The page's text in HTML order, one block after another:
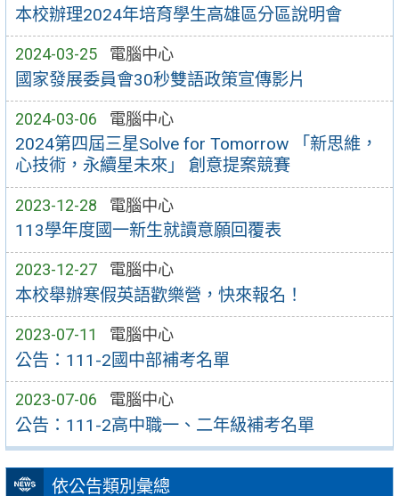
本校辦理2024年培育學生高雄區分區說明會
2024-03-25 電腦中心
國家發展委員會30秒雙語政策宣傳影片
2024-03-06 電腦中心
2024第四屆三星Solve for Tomorrow 「新思維，
心技術，永續星未來」 創意提案競賽
2023-12-28 電腦中心
113學年度國一新生就讀意願回覆表
2023-12-27 電腦中心
本校舉辦寒假英語歡樂營，快來報名！
2023-07-11 電腦中心
公告：111-2國中部補考名單
2023-07-06 電腦中心
公告：111-2高中職一、二年級補考名單
依公告類別彙總